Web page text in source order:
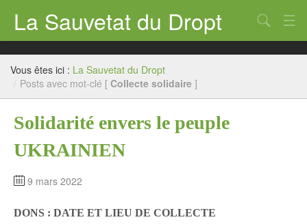
La Sauvetat du Dropt
Accueil
Mairie
Chercher
Vous êtes ici : La Sauvetat du Dropt
/ Posts avec mot-clé [ Collecte solidaire ]
Solidarité envers le peuple
UKRAINIEN
9 mars 2022
DONS : DATE ET LIEU DE COLLECTE